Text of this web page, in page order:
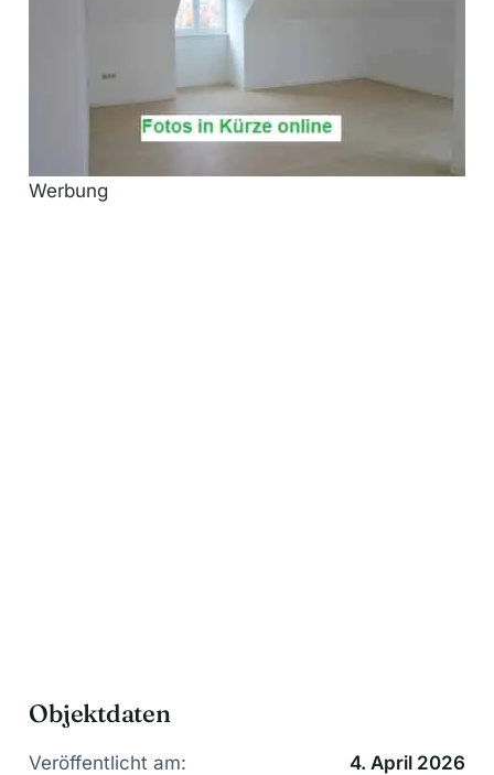
Werbung
Objektdaten
Veröffentlicht am: 4. April 2026